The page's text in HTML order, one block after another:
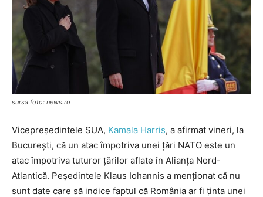
sursa foto: news.ro
Vicepreşedintele SUA, Kamala Harris, a afirmat vineri, la
Bucureşti, că un atac împotriva unei ţări NATO este un
atac împotriva tuturor ţărilor aflate în Alianţa Nord-
Atlantică. Peşedintele Klaus Iohannis a menţionat că nu
sunt date care să indice faptul că România ar fi ţinta unei